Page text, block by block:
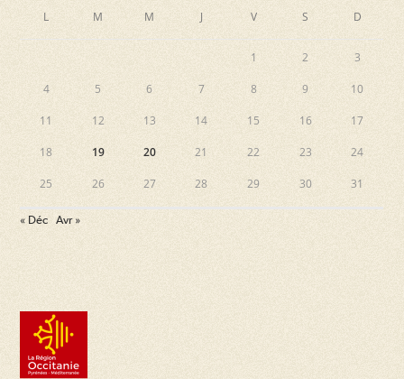
L M M J V S D
1 2 3
4 5 6 7 8 9 10
11 12 13 14 15 16 17
18 19 20 21 22 23 24
25 26 27 28 29 30 31
« Déc Avr »